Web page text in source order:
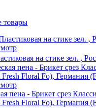
товары
на стике зел. ,
пена - Брикет срез
Floral Fo), Германия